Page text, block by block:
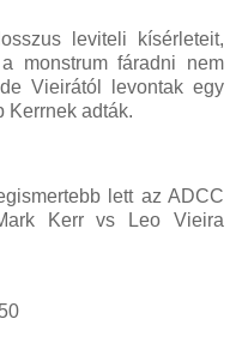
leviteli kísérleteit,
monstrum fáradni nem
Vieirától levontak egy
Kerrnek adták.
lett az ADCC
Kerr vs Leo Vieira